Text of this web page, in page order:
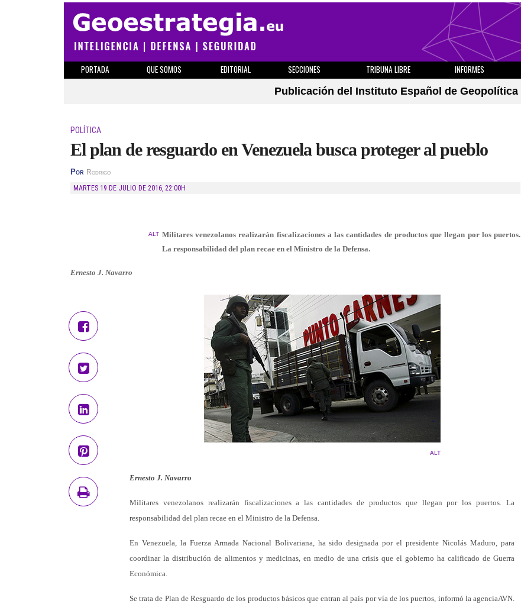
PORTADA QUE SOMOS EDITORIAL SECCIONES TRIBUNA LIBRE INFORMES
Publicación del Instituto Español de Geopolítica
POLÍTICA
El plan de resguardo en Venezuela busca proteger al pueblo
Por Rodrigo
MARTES 19 DE JULIO DE 2016, 22:00H
ALT Militares venezolanos realizarán fiscalizaciones a las cantidades de productos que llegan por los puertos.
La responsabilidad del plan recae en el Ministro de la Defensa.
Ernesto J. Navarro
ALT
Ernesto J. Navarro
Militares venezolanos realizarán fiscalizaciones a las cantidades de productos que llegan por los puertos. La
responsabilidad del plan recae en el Ministro de la Defensa.
En Venezuela, la Fuerza Armada Nacional Bolivariana, ha sido designada por el presidente Nicolás Maduro, para
coordinar la distribución de alimentos y medicinas, en medio de una crisis que el gobierno ha calificado de Guerra
Económica.
Se trata de Plan de Resguardo de los productos básicos que entran al país por vía de los puertos, informó la agenciaAVN.